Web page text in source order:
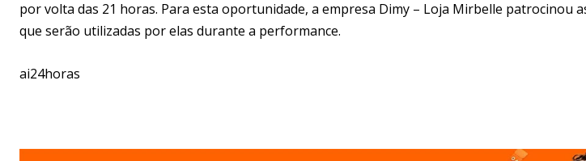
por volta das 21 horas. Para esta oportunidade, a empresa Dimy – Loja Mirbelle patrocinou
que serão utilizadas por elas durante a performance.
ai24horas